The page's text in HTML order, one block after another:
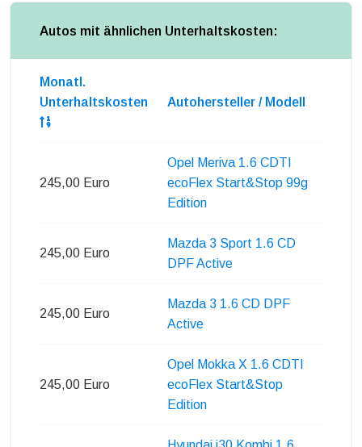
Autos mit ähnlichen Unterhaltskosten:
Monatl.
Unterhaltskosten
Autohersteller / Modell
245,00 Euro
Opel Meriva 1.6 CDTI
ecoFlex Start&Stop 99g
Edition
245,00 Euro
Mazda 3 Sport 1.6 CD
DPF Active
245,00 Euro
Mazda 3 1.6 CD DPF
Active
245,00 Euro
Opel Mokka X 1.6 CDTI
ecoFlex Start&Stop
Edition